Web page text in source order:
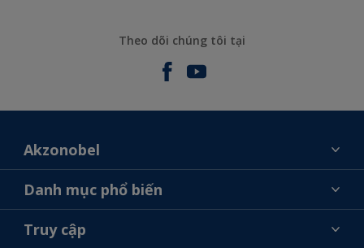
Theo dõi chúng tôi tại
Akzonobel
Giới thiệu về AkzoNobel
Liên hệ chúng tôi
Tìm một cửa hàng
Danh mục phổ biến
Tìm màu sắc
Truy cập